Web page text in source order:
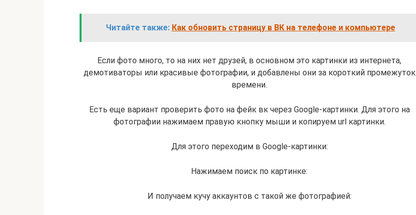
Читайте также: Как обновить страницу в ВК на телефоне и компьютере
Если фото много, то на них нет друзей, в основном это картинки из интернета,
демотиваторы или красивые фотографии, и добавлены они за короткий промежуток
времени.
Есть еще вариант проверить фото на фейк вк через Google-картинки. Для этого на
фотографии нажимаем правую кнопку мыши и копируем url картинки.
Для этого переходим в Google-картинки:
Нажимаем поиск по картинке:
И получаем кучу аккаунтов с такой же фотографией: